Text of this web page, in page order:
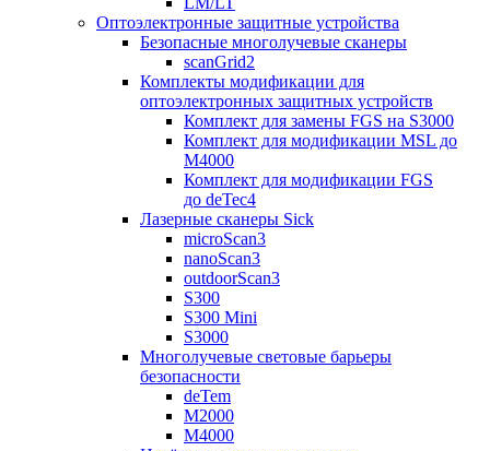
Оптоэлектронные защитные устройства
Безопасные многолучевые сканеры
scanGrid2
Комплекты модификации для
оптоэлектронных защитных устройств
Комплект для замены FGS на S3000
Комплект для модификации MSL до
M4000
Комплект для модификации FGS
до deTec4
Лазерные сканеры Sick
microScan3
nanoScan3
outdoorScan3
S300
S300 Mini
S3000
Многолучевые световые барьеры
безопасности
deTem
M2000
M4000